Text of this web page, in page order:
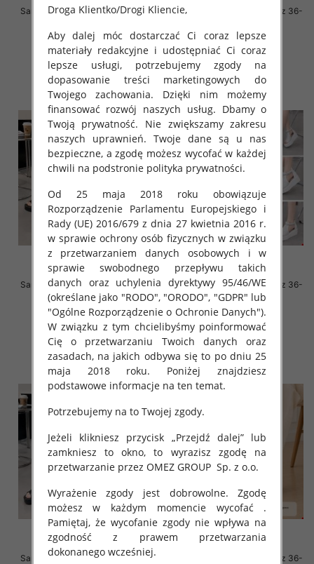
Sandały płaskie damskie Roz 36-
62.00 zł
szczegóły
Sandały płaskie damskie Roz 36-
58.00 zł
szczegóły
Sandały płaskie damskie Roz 36-
41 / 8 par
58.00 zł
szczegóły
Sandały płaskie damskie Roz 36-
41 / 8 par
58.00 zł
szczegóły
Sandały płaskie damskie Roz 36-
Sandały płaskie damskie Roz 36-
Droga Klientko/Drogi Kliencie,
Aby dalej móc dostarczać Ci coraz lepsze
materiały redakcyjne i udostępniać Ci coraz
lepsze usługi, potrzebujemy zgody na
dopasowanie treści marketingowych do
Twojego zachowania. Dzięki nim możemy
finansować rozwój naszych usług. Dbamy o
Twoją prywatność. Nie zwiększamy zakresu
naszych uprawnień. Twoje dane są u nas
bezpieczne, a zgodę możesz wycofać w każdej
chwili na podstronie polityka prywatności.
Od 25 maja 2018 roku obowiązuje
Rozporządzenie Parlamentu Europejskiego i
Rady (UE) 2016/679 z dnia 27 kwietnia 2016 r.
w sprawie ochrony osób fizycznych w związku
z przetwarzaniem danych osobowych i w
sprawie swobodnego przepływu takich
danych oraz uchylenia dyrektywy 95/46/WE
(określane jako "RODO", "ORODO", "GDPR" lub
"Ogólne Rozporządzenie o Ochronie Danych").
W związku z tym chcielibyśmy poinformować
Cię o przetwarzaniu Twoich danych oraz
zasadach, na jakich odbywa się to po dniu 25
maja 2018 roku. Poniżej znajdziesz
podstawowe informacje na ten temat.
Potrzebujemy na to Twojej zgody.
Jeżeli klikniesz przycisk „Przejdź dalej” lub
zamkniesz to okno, to wyrazisz zgodę na
przetwarzanie przez OMEZ GROUP Sp. z o.o.
Wyrażenie zgody jest dobrowolne. Zgodę
możesz w każdym momencie wycofać .
Pamiętaj, że wycofanie zgody nie wpływa na
zgodność z prawem przetwarzania
dokonanego wcześniej.